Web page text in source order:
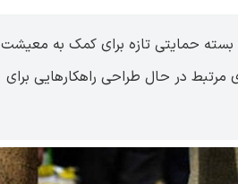
بسته حمایتی تازه برای کمک به معیشت
در حال طراحی راهکار‌هایی برای